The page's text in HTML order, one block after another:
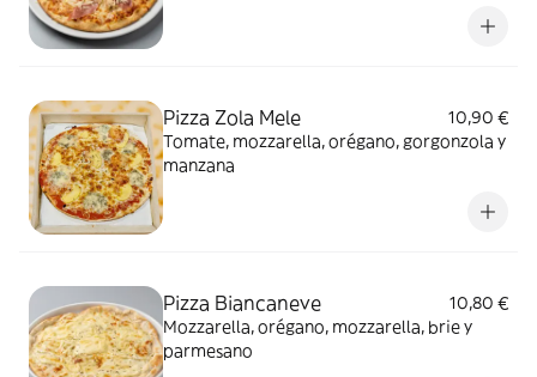
Pizza Zola Mele
10,90 €
Tomate, mozzarella, orégano, gorgonzola y
manzana
Pizza Biancaneve
10,80 €
Mozzarella, orégano, mozzarella, brie y
parmesano